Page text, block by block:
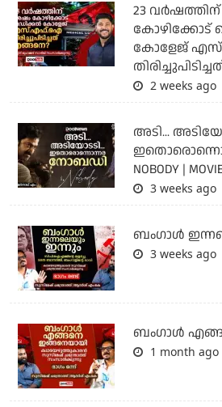
23
കോഴിക്കോട്
കോളേജ്
2 weeks ago
അടി...
NOBODY |
3 weeks ago
ബംഗാള്‍
3 weeks ago
ബം​ഗാൾ
1 month ago